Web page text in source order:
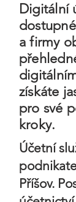
Digitální
a firmy
získáte
pro své
kroky.
Účetní
Příšov.